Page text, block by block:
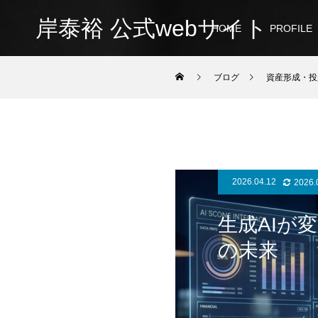
岸泰裕 公式webサイト
HOME PROFILE
ブログ 資産形成・
2026.04.12
生成AIが
の未来